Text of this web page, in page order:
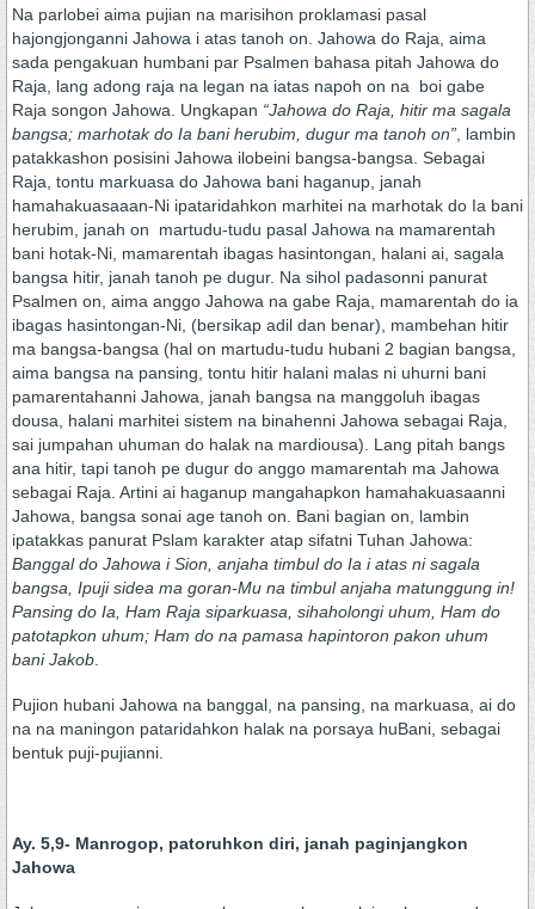
Na parlobei aima pujian na marisihon proklamasi pasal
hajongjonganni Jahowa i atas tanoh on. Jahowa do Raja, aima
sada pengakuan humbani par Psalmen bahasa pitah Jahowa do
Raja, lang adong raja na legan na iatas napoh on na boi gabe
Raja songon Jahowa. Ungkapan “Jahowa do Raja, hitir ma sagala
bangsa; marhotak do Ia bani herubim, dugur ma tanoh on” , lambin
patakkashon posisini Jahowa ilobeini bangsa-bangsa. Sebagai
Raja, tontu markuasa do Jahowa bani haganup, janah
hamahakuasaaan-Ni ipataridahkon marhitei na marhotak do Ia bani
herubim, janah on martudu-tudu pasal Jahowa na mamarentah
bani hotak-Ni, mamarentah ibagas hasintongan, halani ai, sagala
bangsa hitir, janah tanoh pe dugur. Na sihol padasonni panurat
Psalmen on, aima anggo Jahowa na gabe Raja, mamarentah do ia
ibagas hasintongan-Ni, (bersikap adil dan benar), mambehan hitir
ma bangsa-bangsa (hal on martudu-tudu hubani 2 bagian bangsa,
aima bangsa na pansing, tontu hitir halani malas ni uhurni bani
pamarentahanni Jahowa, janah bangsa na manggoluh ibagas
dousa, halani marhitei sistem na binahenni Jahowa sebagai Raja,
sai jumpahan uhuman do halak na mardiousa). Lang pitah bangs
ana hitir, tapi tanoh pe dugur do anggo mamarentah ma Jahowa
sebagai Raja. Artini ai haganup mangahapkon hamahakuasaanni
Jahowa, bangsa sonai age tanoh on. Bani bagian on, lambin
ipatakkas panurat Pslam karakter atap sifatni Tuhan Jahowa:
Banggal do Jahowa i Sion, anjaha timbul do Ia i atas ni sagala
bangsa, Ipuji sidea ma goran-Mu na timbul anjaha matunggung in!
Pansing do Ia, Ham Raja siparkuasa, sihaholongi uhum, Ham do
patotapkon uhum; Ham do na pamasa hapintoron pakon uhum
bani Jakob
Pujion hubani Jahowa na banggal, na pansing, na markuasa, ai do
na na maningon pataridahkon halak na porsaya huBani, sebagai
bentuk puji-pujianni.
Ay. 5,9- Manrogop, patoruhkon diri, janah paginjangkon
Jahowa